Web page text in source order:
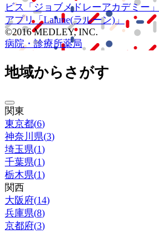
ビス
「ジョブメドレーアカデミー」
アプリ「Lalune(ラルーン)」
©2016 MEDLEY, INC.
病院・診療所薬局
地域からさがす
関東
東京都(6)
神奈川県(3)
埼玉県(1)
千葉県(1)
栃木県(1)
関西
大阪府(14)
兵庫県(8)
京都府(3)